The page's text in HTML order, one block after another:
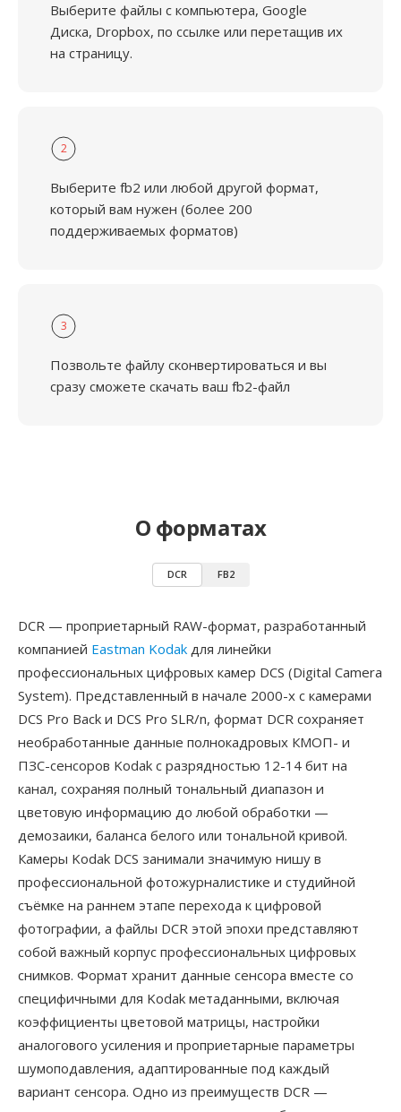
Выберите файлы с компьютера, Google
Диска, Dropbox, по ссылке или перетащив их
на страницу.
2
Выберите fb2 или любой другой формат,
который вам нужен (более 200
поддерживаемых форматов)
3
Позвольте файлу сконвертироваться и вы
сразу сможете скачать ваш fb2-файл
О форматах
DCR FB2
DCR — проприетарный RAW-формат, разработанный
компанией Eastman Kodak для линейки
профессиональных цифровых камер DCS (Digital Camera
System). Представленный в начале 2000-х с камерами
DCS Pro Back и DCS Pro SLR/n, формат DCR сохраняет
необработанные данные полнокадровых КМОП- и
ПЗС-сенсоров Kodak с разрядностью 12-14 бит на
канал, сохраняя полный тональный диапазон и
цветовую информацию до любой обработки —
демозаики, баланса белого или тональной кривой.
Камеры Kodak DCS занимали значимую нишу в
профессиональной фотожурналистике и студийной
съёмке на раннем этапе перехода к цифровой
фотографии, а файлы DCR этой эпохи представляют
собой важный корпус профессиональных цифровых
снимков. Формат хранит данные сенсора вместе со
специфичными для Kodak метаданными, включая
коэффициенты цветовой матрицы, настройки
аналогового усиления и проприетарные параметры
шумоподавления, адаптированные под каждый
вариант сенсора. Одно из преимуществ DCR —